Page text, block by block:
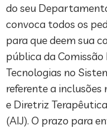
do seu
convoca todos os
para que deem sua
pública da
Tecnologias no
referente a
e Diretriz
(AIJ). O prazo para